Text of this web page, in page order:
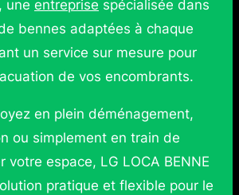
, une entreprise spécialisée dans
bennes adaptées à chaque
un service sur mesure pour
de vos encombrants.
en plein déménagement,
ou simplement en train de
votre espace, LG LOCA BENNE
pratique et flexible pour le